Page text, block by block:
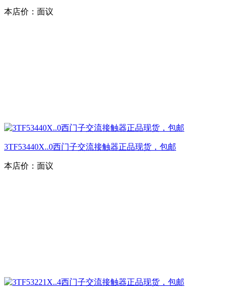
本店价： 面议
3TF53440X..0西门子交流接触器正品现货，包邮
本店价： 面议